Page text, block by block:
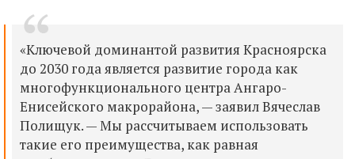
«Ключевой доминантой развития Красноярска
до 2030 года является развитие города как
многофункционального центра Ангаро-
Енисейского макрорайона, — заявил Вячеслав
Полищук. — Мы рассчитываем использовать
такие его преимущества, как равная